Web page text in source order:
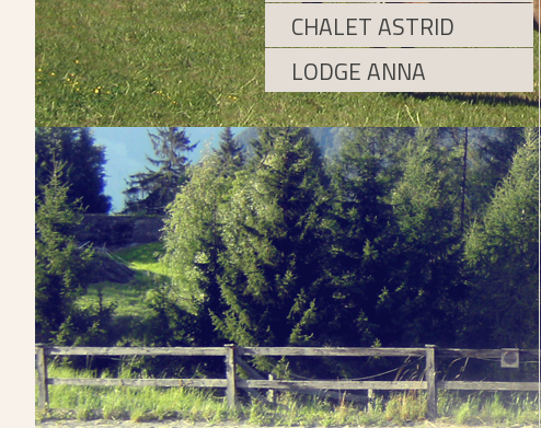
CHALET ASTRID
LODGE ANNA